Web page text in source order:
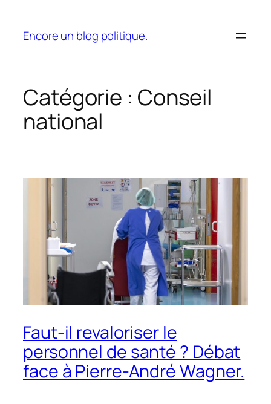
contenu
Encore un blog politique.
Catégorie : Conseil
national
Faut-il revaloriser le
personnel de santé ? Débat
face à Pierre-André Wagner.